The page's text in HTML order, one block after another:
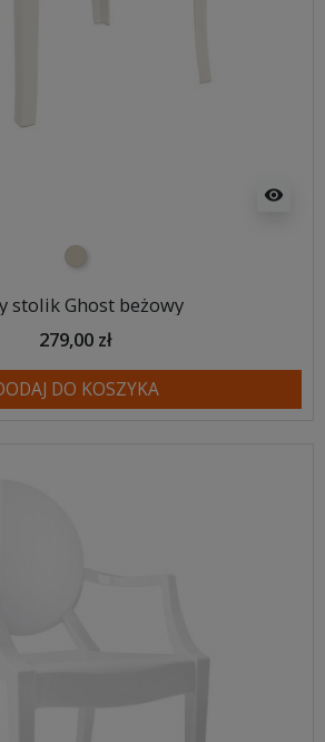
visibility
beżowy
stolik Ghost beżowy
279,00 zł
DO KOSZYKA